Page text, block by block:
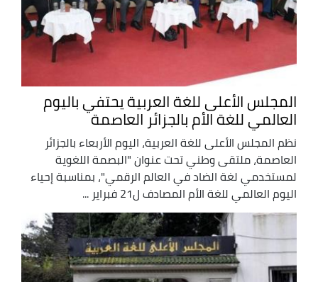
المجلس الأعلى للغة العربية يحتفي باليوم
العالمي للغة الأم بالجزائر العاصمة
نظم المجلس الأعلى للغة العربية، اليوم الأربعاء بالجزائر
العاصمة، ملتقى وطني تحت عنوان "البصمة اللغوية
لمستخدمي لغة الضاد في العالم الرقمي"، بمناسبة إحياء
اليوم العالمي للغة الأم المصادف ل21 فبراير ...